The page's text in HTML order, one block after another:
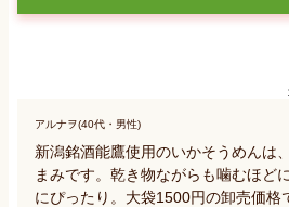
アルナヲ(40代・男性)
新潟銘酒能鷹使用のいかそうめんは
まみです。乾き物ながらも噛むほど
にぴったり。大袋1500円の卸売価格